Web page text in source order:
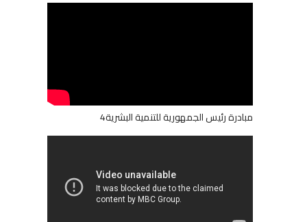
مبادرة رئيس الجمهورية للتنمية البشرية4